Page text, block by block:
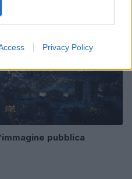
Privacy Policy
pubblica